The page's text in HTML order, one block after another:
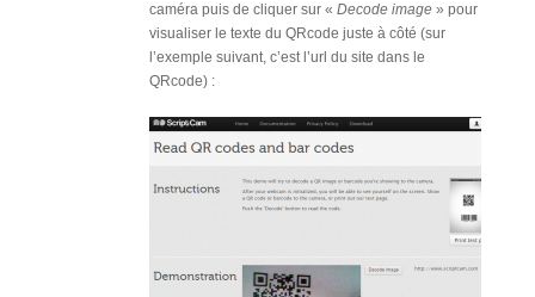
caméra puis de cliquer sur « Decode image » pour
visualiser le texte du QRcode juste à côté (sur
l’exemple suivant, c’est l’url du site dans le
QRcode) :